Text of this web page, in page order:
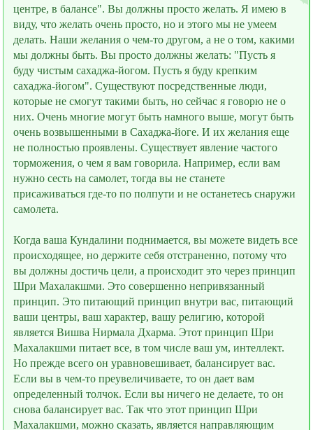
центре, в балансе". Вы должны просто желать. Я имею в
виду, что желать очень просто, но и этого мы не умеем
делать. Наши желания о чeм-то другом, а не о том, какими
мы должны быть. Вы просто должны желать: "Пусть я
буду чистым сахаджа-йогом. Пусть я буду крепким
сахаджа-йогом". Существуют посредственные люди,
которые не смогут такими быть, но сейчас я говорю не о
них. Очень многие могут быть намного выше, могут быть
очень возвышенными в Сахаджа-йоге. И их желания ещe
не полностью проявлены. Существует явление частого
торможения, о чем я вам говорила. Например, если вам
нужно сесть на самолeт, тогда вы не станете
присаживаться где-то по полпути и не останетесь снаружи
самолета.
Когда ваша Кундалини поднимается, вы можете видеть всe
происходящее, но держите себя отстранeнно, потому что
вы должны достичь цели, а происходит это через принцип
Шри Махалакшми. Это совершенно непривязанный
принцип. Это питающий принцип внутри вас, питающий
ваши центры, ваш характер, вашу религию, которой
является Вишва Нирмала Дхарма. Этот принцип Шри
Махалакшми питает всe, в том числе ваш ум, интеллект.
Но прежде всего он уравновешивает, балансирует вас.
Если вы в чeм-то преувеличиваете, то он даeт вам
определенный толчок. Если вы ничего не делаете, то он
снова балансирует вас. Так что этот принцип Шри
Махалакшми, можно сказать, является направляющим